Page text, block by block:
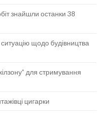
знайшли останки 38
щодо будівництва
для стримування
цигарки